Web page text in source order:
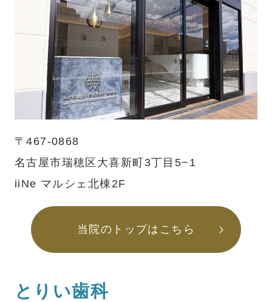
〒467-0868
名古屋市瑞穂区大喜新町3丁目5−1
iiNe マルシェ北棟2F
当院のトップはこちら
とりい歯科